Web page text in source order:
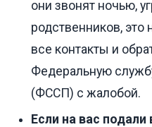
они звонят ночью,
родственников, это
все контакты и
Федеральную
(ФССП) с жалобой.
Если на вас подали